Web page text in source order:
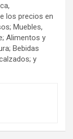
los precios en
Muebles,
Alimentos y
Bebidas
y